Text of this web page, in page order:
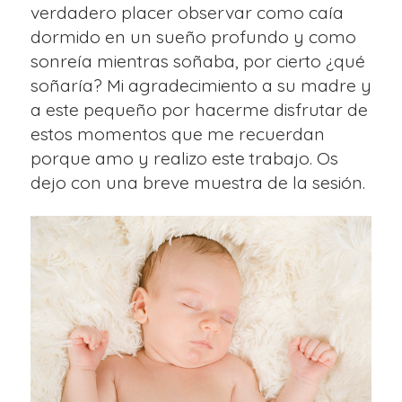
verdadero placer observar como caía
dormido en un sueño profundo y como
sonreía mientras soñaba, por cierto ¿qué
soñaría? Mi agradecimiento a su madre y
a este pequeño por hacerme disfrutar de
estos momentos que me recuerdan
porque amo y realizo este trabajo. Os
dejo con una breve muestra de la sesión.